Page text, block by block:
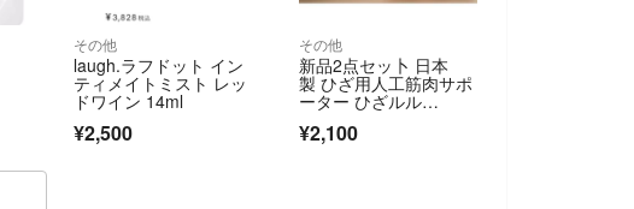
その他
laugh.ラフドット イン
ティメイトミスト レッ
ドワイン 14ml
¥2,500
その他
新品2点セッ卜 日本
製 ひざ用人工筋肉サポ
ーター ひざルル
¥2,100